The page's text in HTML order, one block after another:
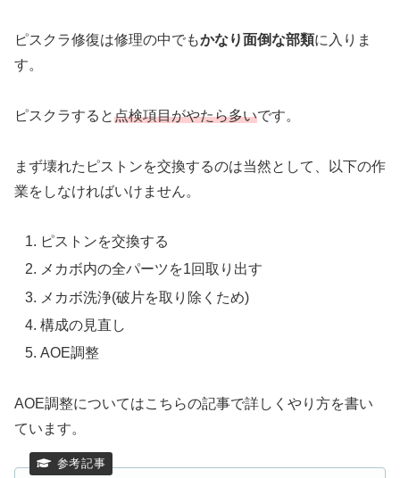
ピスクラ修復は修理の中でもかなり面倒な部類に入りま
す。
ピスクラすると点検項目がやたら多いです。
まず壊れたピストンを交換するのは当然として、以下の作
業をしなければいけません。
ピストンを交換する
メカボ内の全パーツを1回取り出す
メカボ洗浄(破片を取り除くため)
構成の見直し
AOE調整
AOE調整についてはこちらの記事で詳しくやり方を書い
ています。